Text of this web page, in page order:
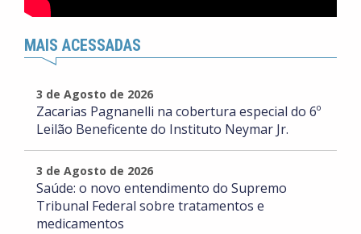
MAIS ACESSADAS
3 de Agosto de 2026
Zacarias Pagnanelli na cobertura especial do 6º
Leilão Beneficente do Instituto Neymar Jr.
3 de Agosto de 2026
Saúde: o novo entendimento do Supremo
Tribunal Federal sobre tratamentos e
medicamentos